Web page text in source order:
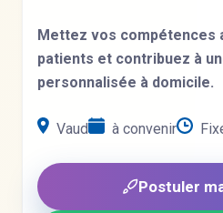
Mettez vos compétences
patients et contribuez à
personnalisée à domicile.
Vaud à convenir
Postuler